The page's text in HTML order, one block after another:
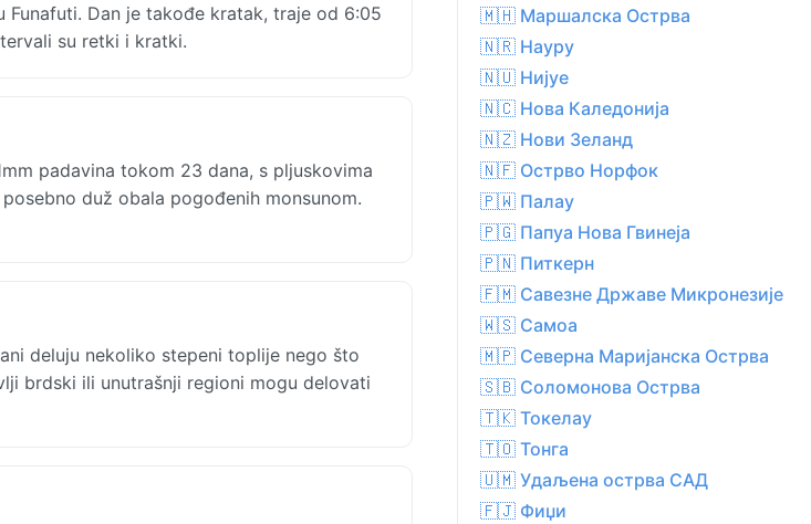
Funafuti. Dan je takođe kratak, traje od 6:05
su retki i kratki.
padavina tokom 23 dana, s pljuskovima
duž obala pogođenih monsunom.
deluju nekoliko stepeni toplije nego što
brdski ili unutrašnji regioni mogu delovati
🇲🇭 Маршалска Острва
🇳🇷 Науру
🇳🇺 Нијуе
🇳🇨 Нова Каледонија
🇳🇿 Нови Зеланд
🇳🇫 Острво Норфок
🇵🇼 Палау
🇵🇬 Папуа Нова Гвинеја
🇵🇳 Питкерн
🇫🇲 Савезне Државе Микронезије
🇼🇸 Самоа
🇲🇵 Северна Маријанска Острва
🇸🇧 Соломонова Острва
🇹🇰 Токелау
🇹🇴 Тонга
🇺🇲 Удаљена острва САД
🇫🇯 Фиџи